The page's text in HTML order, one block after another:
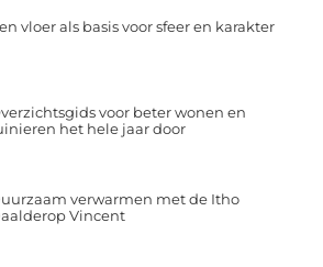
vloer als basis voor sfeer en karakter
voor beter wonen en
het hele jaar door
verwarmen met de Itho
Vincent